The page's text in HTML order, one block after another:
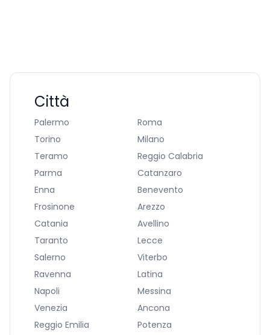
Città
Palermo
Roma
Torino
Milano
Teramo
Reggio Calabria
Parma
Catanzaro
Enna
Benevento
Frosinone
Arezzo
Catania
Avellino
Taranto
Lecce
Salerno
Viterbo
Ravenna
Latina
Napoli
Messina
Venezia
Ancona
Reggio Emilia
Potenza